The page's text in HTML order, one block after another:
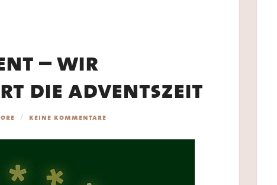
– wir
die adventszeit
keine kommentare